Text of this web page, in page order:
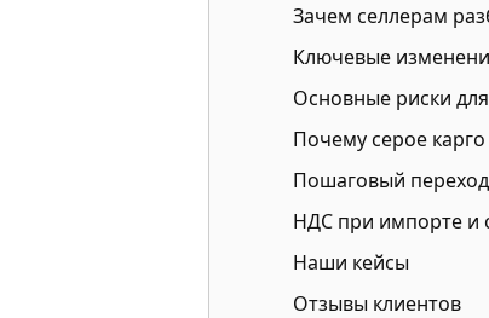
Зачем селлерам
Ключевые
Основные риски
Почему серое
Пошаговый
НДС при импорте и
Наши кейсы
Отзывы клиентов